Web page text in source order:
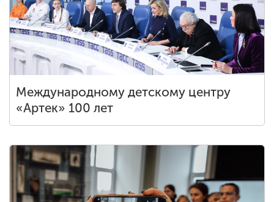
Международному детскому центру
«Артек» 100 лет